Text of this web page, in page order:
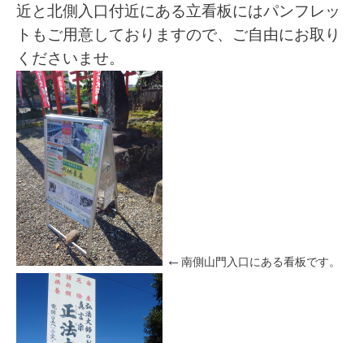
近と北側入口付近にある立看板にはパンフレッ
トもご用意しておりますので、ご自由にお取り
くださいませ。
← 南側山門入口にある看板です。